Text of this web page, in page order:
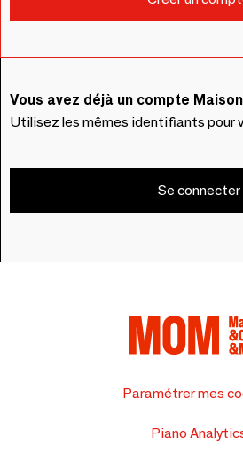
Vous avez déjà un compte
Utilisez les mêmes identifiants pour
Se connecter
Paramétrer mes
Piano